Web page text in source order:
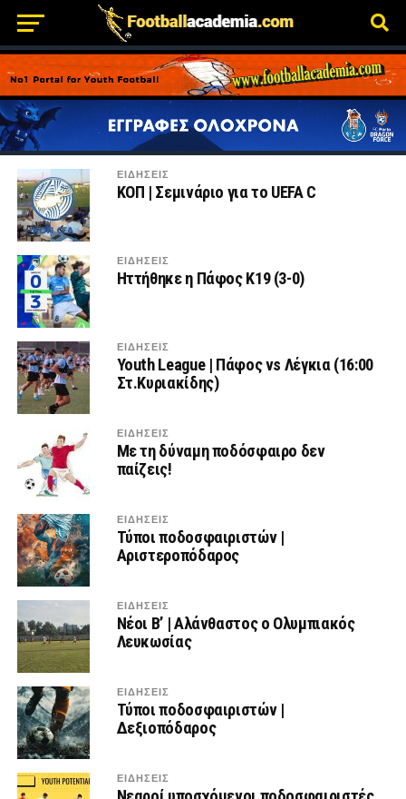
ΕΙΔΗΣΕΙΣ
ΚΟΠ | Σεμινάριο για το UEFA C
ΕΙΔΗΣΕΙΣ
Ηττήθηκε η Πάφος Κ19 (3-0)
ΕΙΔΗΣΕΙΣ
Youth League | Πάφος vs Λέγκια (16:00
Στ.Κυριακίδης)
ΕΙΔΗΣΕΙΣ
Με τη δύναμη ποδόσφαιρο δεν
παίζεις!
ΕΙΔΗΣΕΙΣ
Τύποι ποδοσφαιριστών |
Αριστεροπόδαρος
ΕΙΔΗΣΕΙΣ
Νέοι Β’ | Αλάνθαστος ο Ολυμπιακός
Λευκωσίας
ΕΙΔΗΣΕΙΣ
Τύποι ποδοσφαιριστών |
Δεξιοπόδαρος
ΕΙΔΗΣΕΙΣ